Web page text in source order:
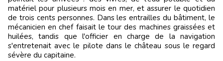
matériel pour plusieurs mois en mer, et assurer le quotidien
de trois cents personnes. Dans les entrailles du bâtiment, le
mécanicien en chef faisait le tour des machines graissées et
huilées, tandis que l'officier en charge de la navigation
s'entretenait avec le pilote dans le château sous le regard
sévère du capitaine.